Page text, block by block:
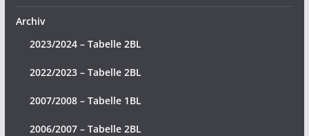
Archiv
2023/2024 – Tabelle 2BL
2022/2023 – Tabelle 2BL
2007/2008 – Tabelle 1BL
2006/2007 – Tabelle 2BL